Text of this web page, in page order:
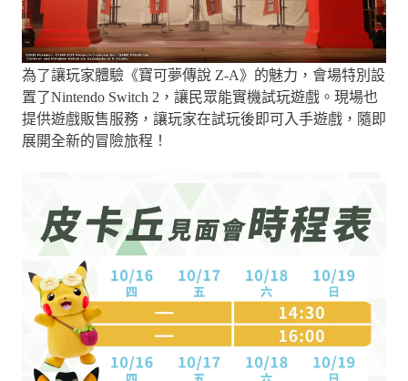
為了讓玩家體驗《寶可夢傳說 Z-A》的魅力，會場特別設
置了Nintendo Switch 2，讓民眾能實機試玩遊戲。現場也
提供遊戲販售服務，讓玩家在試玩後即可入手遊戲，隨即
展開全新的冒險旅程！